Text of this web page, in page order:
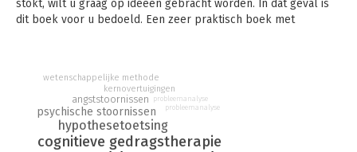
stokt, wilt u graag op ideeën gebracht worden. In dat geval is
dit boek voor u bedoeld. Een zeer praktisch boek met
De experimenten beslaan vele probleemgebieden, niet alleen
de bekende stoornissen die traditioneel de focus zijn van
cognitieve therapie zoals angst- en stemmingsstoornissen,
maar ook de relatief nieuwe gebieden als psychose, niet-
aangeboren hersenletsel, bipolaire stoornis, piekerstoornis,
cognitieve gedragstherapie
hypothesetoetsing
psychische stoornissen
angststoornissen
kernovertuigingen
wetenschappelijke methode
probleemanalyse
probleemanalyse